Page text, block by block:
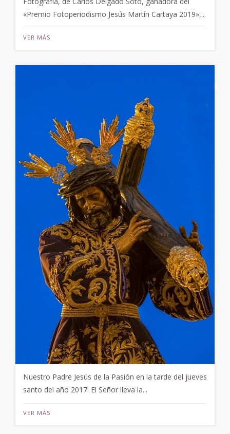
«Premio Fotoperiodismo Jesús Martín Cartaya 2019»,...
VER MÁS
Nuestro Padre Jesús de la Pasión en la tarde del jueves
santo del año 2017. El Señor lleva la...
VER MÁS